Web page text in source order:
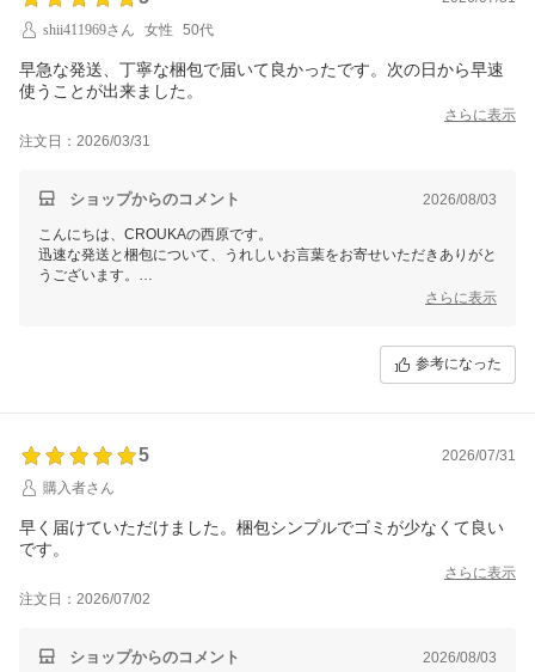
shii411969さん
女性 50代
早急な発送、丁寧な梱包で届いて良かったです。次の日から早速
使うことが出来ました。
さらに表示
注文日：2026/03/31
ショップからのコメント 2026/08/03
こんにちは、CROUKAの西原です。
迅速な発送と梱包について、うれしいお言葉をお寄せいただきありがと
うございます。
お届けの翌日から早速お使いいただけたとのことで、スムーズにお役立
さらに表示
参考になった
5
2026/07/31
購入者さん
早く届けていただけました。梱包シンプルでゴミが少なくて良い
です。
さらに表示
注文日：2026/07/02
ショップからのコメント 2026/08/03